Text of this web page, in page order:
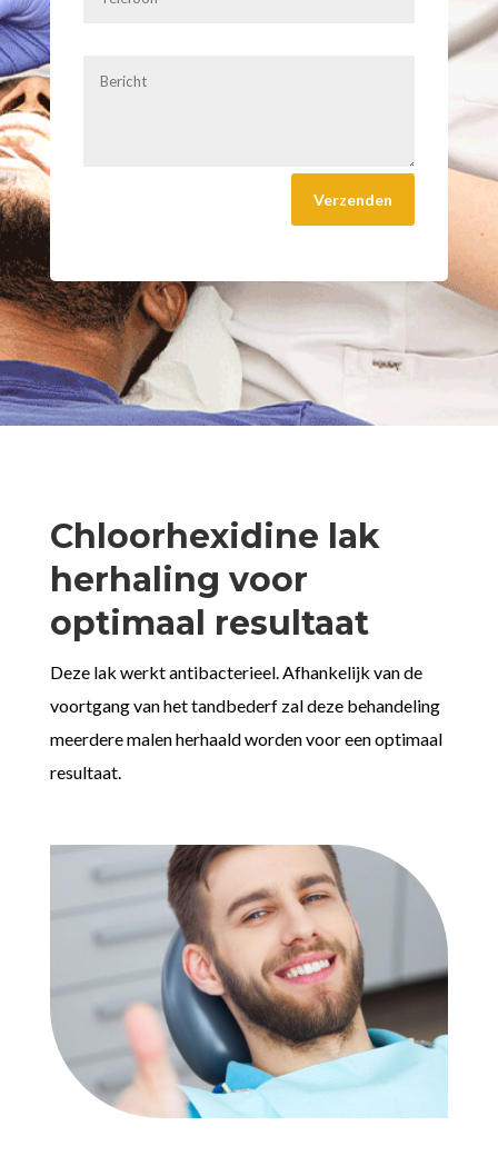
Chloorhexidine lak
herhaling voor
optimaal resultaat
Deze lak werkt antibacterieel. Afhankelijk van de
voortgang van het tandbederf zal deze behandeling
meerdere malen herhaald worden voor een optimaal
resultaat.